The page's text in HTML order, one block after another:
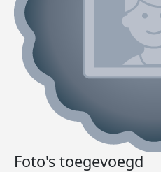
Foto's toegevoegd